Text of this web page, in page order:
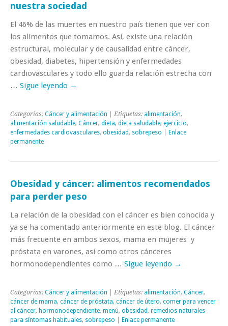
nuestra sociedad
El 46% de las muertes en nuestro país tienen que ver con
los alimentos que tomamos. Así, existe una relación
estructural, molecular y de causalidad entre cáncer,
obesidad, diabetes, hipertensión y enfermedades
cardiovasculares y todo ello guarda relación estrecha con
… Sigue leyendo →
Categorías: Cáncer y alimentación | Etiquetas: alimentación,
alimentación saludable, Cáncer, dieta, dieta saludable, ejercicio,
enfermedades cardiovasculares, obesidad, sobrepeso
Enlace
permanente
Obesidad y cáncer: alimentos recomendados
para perder peso
La relación de la obesidad con el cáncer es bien conocida y
ya se ha comentado anteriormente en este blog. El cáncer
más frecuente en ambos sexos, mama en mujeres y
próstata en varones, así como otros cánceres
hormonodependientes como … Sigue leyendo →
Categorías: Cáncer y alimentación | Etiquetas: alimentación, Cáncer,
cáncer de mama, cáncer de próstata, cáncer de útero, comer para vencer
al cáncer, hormonodependiente, menú, obesidad, remedios naturales
para síntomas habituales, sobrepeso Enlace permanente